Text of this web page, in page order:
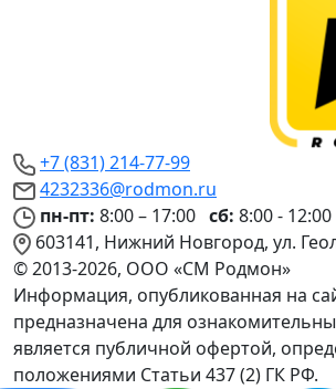
+7 (831) 214-77-99
4232336@rodmon.ru
пн-пт: 8:00 – 17:00 сб: 8:00 - 12:00
603141, Нижний Новгород, ул.
© 2013-2026, ООО «СМ Родмон»
Информация, опубликованная на
предназначена для
является публичной офертой,
положениями Статьи 437 (2) ГК РФ.